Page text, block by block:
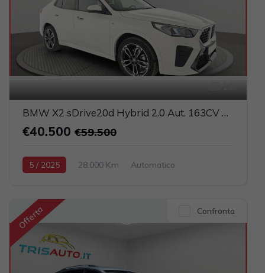
BMW X2 sDrive20d Hybrid 2.0 Aut. 163CV M Sport (FULL LED+PELLE+NAVI)
€40.500 €59.500
5 / 2025 28.000 Km
Automatico
1995cc 150CV / 110KW
Offerta Confronta